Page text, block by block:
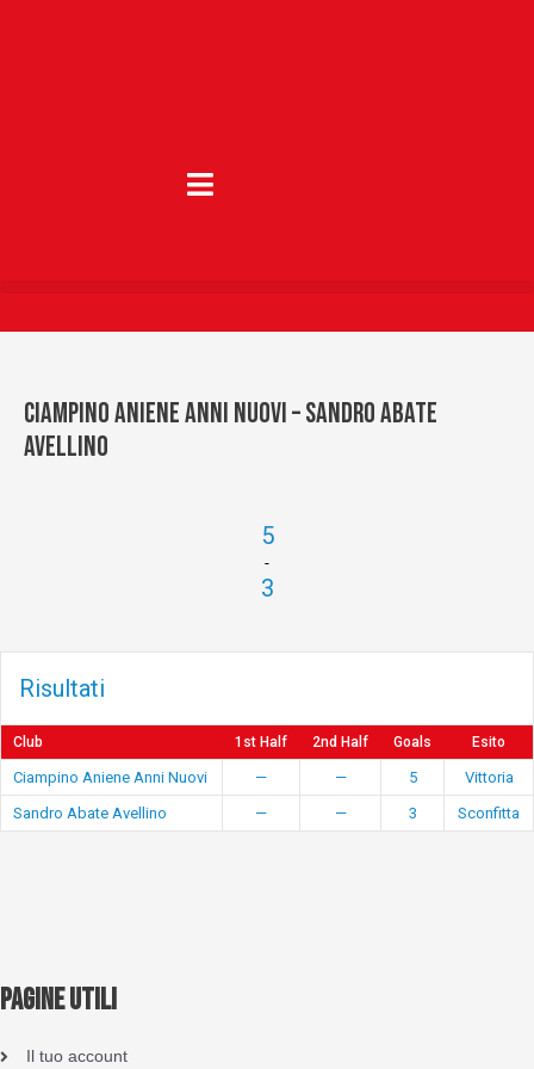
Ciampino Aniene Anni Nuovi – Sandro Abate
Avellino
5
-
3
Risultati
Club 1st Half 2nd Half Goals Esito
Ciampino Aniene Anni Nuovi — — 5
Vittoria
Sandro Abate Avellino
— — 3 Sconfitta
PAGINE UTILI
Il tuo account